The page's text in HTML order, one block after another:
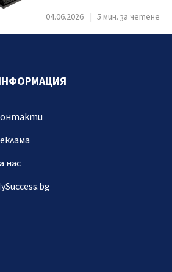
04.06.2026 5 мин. за четене
нас